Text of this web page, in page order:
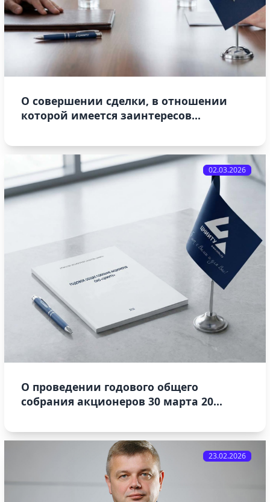
О совершении сделки, в отношении
которой имеется заинтересов...
О проведении годового общего
собрания акционеров 30 марта 20...
02.03.2026
23.02.2026